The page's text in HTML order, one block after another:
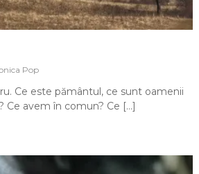
Pop
Ce este pământul, ce sunt oamenii
Ce avem în comun? Ce […]